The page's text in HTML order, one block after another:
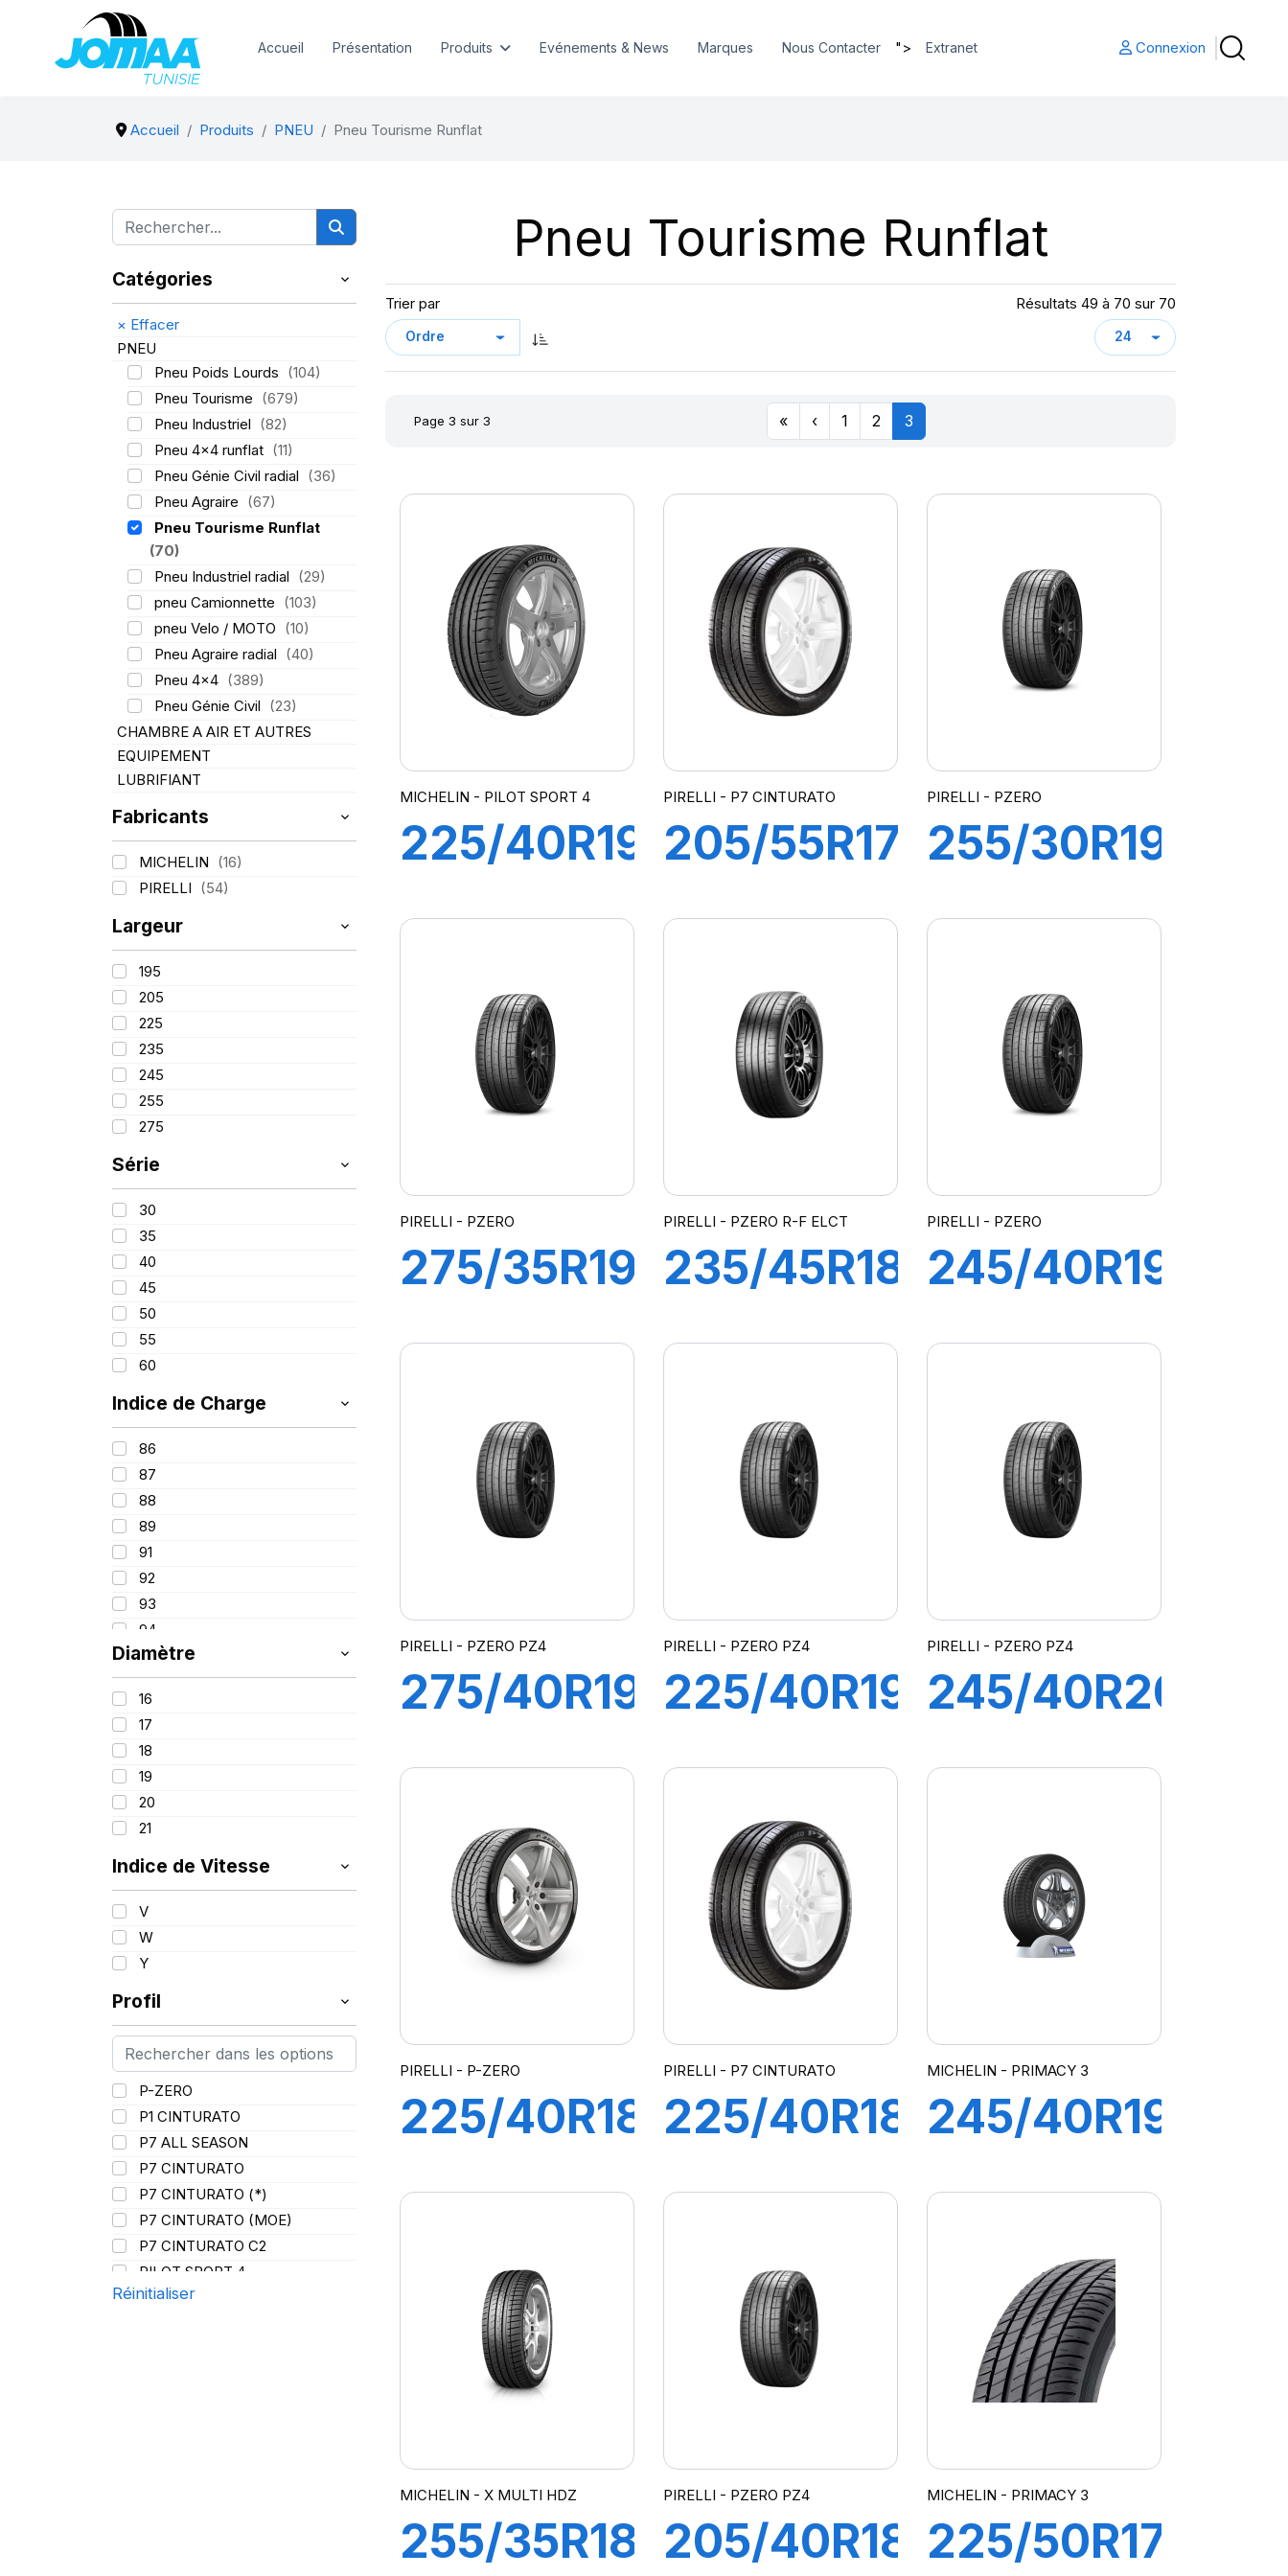
Accueil Présentation Produits Evénements & News Marques Nous Contacter "> Extranet Connexion
Accueil Produits PNEU Pneu Tourisme Runflat
Catégories
× Effacer
PNEU
Pneu Poids Lourds (104)
Pneu Tourisme (679)
Pneu Industriel (82)
Pneu 4x4 runflat (11)
Pneu Génie Civil radial (36)
Pneu Agraire (67)
Pneu Tourisme Runflat
(70)
Pneu Industriel radial (29)
pneu Camionnette (103)
pneu Velo / MOTO (10)
Pneu Agraire radial (40)
Pneu 4x4 (389)
Pneu Génie Civil (23)
CHAMBRE A AIR ET AUTRES
EQUIPEMENT
LUBRIFIANT
Fabricants
MICHELIN (16)
PIRELLI (54)
Largeur
195
205
225
235
245
255
275
Série
30
35
40
45
50
55
60
Indice de Charge
86
87
88
89
91
92
93
94
95
96
97
98
99
100
101
102
103
Diamètre
16
17
18
19
20
21
Indice de Vitesse
V
W
Y
Profil
P-ZERO
P1 CINTURATO
P7 ALL SEASON
P7 CINTURATO
P7 CINTURATO (*)
P7 CINTURATO (MOE)
P7 CINTURATO C2
PILOT SPORT 4
PILOT SPORT4
Réinitialiser
Pneu Tourisme Runflat
Trier par Résultats 49 à 70 sur 70
Page 3 sur 3 « ‹ 1 2 3
MICHELIN - PILOT SPORT 4
225/40R19
PILOT
SPORT 4
PIRELLI - P7 CINTURATO
205/55R17
CINTURATO
PIRELLI - PZERO
255/30R19
PIRELLI - PZERO
275/35R19
PIRELLI - PZERO R-F ELCT
235/45R18
PIRELLI - PZERO
245/40R19
PIRELLI - PZERO PZ4
275/40R19
(*)
PIRELLI - PZERO PZ4
225/40R19
PZ4(*)
(KS)
PIRELLI - PZERO PZ4
245/40R20
PZERO/PZ4
PIRELLI - P-ZERO
225/40R18
ZERO
(MOE)
PIRELLI - P7 CINTURATO
225/40R18
CINTURATO
MICHELIN - PRIMACY 3
245/40R19
3 (*)
(MOE)
MICHELIN - X MULTI HDZ
255/35R18
PIRELLI - PZERO PZ4
205/40R18
MICHELIN - PRIMACY 3
225/50R17